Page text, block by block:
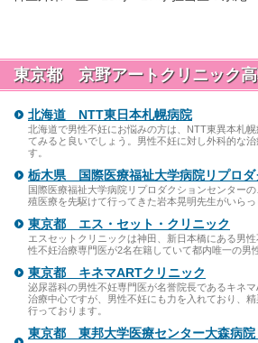
東京都 京野アートクリニック
北海道 NTT東日本札幌病院
北海道で男性不妊にお悩みの方は、NTT東異本札
てみると良いでしょう。男性不妊に対し外科的な
す。
栃木県 国際医療福祉大学病院リプロダ
国際医療福祉大学病院リプロダクションセンター
殖医療を先駆けて行ってきた岩本晃明先生がいらっ
東京都 エス・セット・クリニック
エスセットクリニックは神田、新日本橋にある男
性不妊治療専門医が2名在籍していて都内唯一の男
東京都 キネマARTクリニック
泌尿器科の男性不妊専門医が名誉院長であるキネ
治療中心ですが、男性不妊にも力を入れており、
行っております。
東京都 東邦大学医療センター大森病院